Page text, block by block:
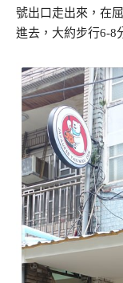
號出口走出來，在
進去，大約步行6-8